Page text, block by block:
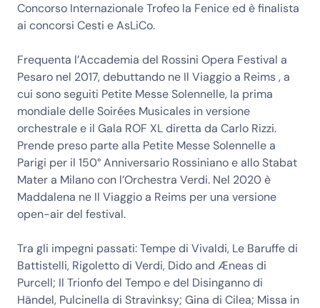
Concorso Internazionale Trofeo la Fenice ed è finalista
ai concorsi Cesti e AsLiCo.
Frequenta l’Accademia del Rossini Opera Festival a
Pesaro nel 2017, debuttando ne Il Viaggio a Reims , a
cui sono seguiti Petite Messe Solennelle, la prima
mondiale delle Soirées Musicales in versione
orchestrale e il Gala ROF XL diretta da Carlo Rizzi.
Prende preso parte alla Petite Messe Solennelle a
Parigi per il 150° Anniversario Rossiniano e allo Stabat
Mater a Milano con l’Orchestra Verdi. Nel 2020 è
Maddalena ne Il Viaggio a Reims per una versione
open-air del festival.
Tra gli impegni passati: Tempe di Vivaldi, Le Baruffe di
Battistelli, Rigoletto di Verdi, Dido and Æneas di
Purcell; Il Trionfo del Tempo e del Disinganno di
Händel, Pulcinella di Stravinksy; Gina di Cilea; Missa in